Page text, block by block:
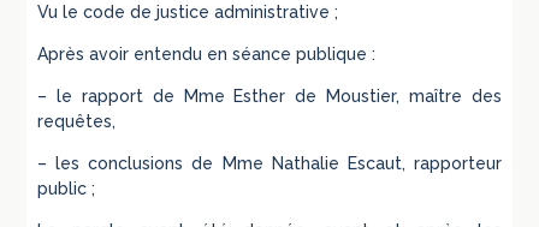
Vu le code de justice administrative ;
Après avoir entendu en séance publique :
– le rapport de Mme Esther de Moustier, maître des
requêtes,
– les conclusions de Mme Nathalie Escaut, rapporteur
public ;